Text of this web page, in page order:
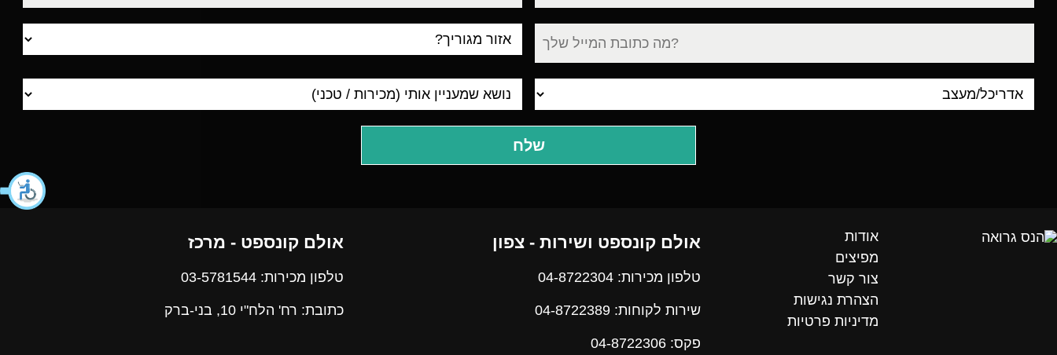
עיר
מגורים
אודות
מפיצים
צור קשר
הצהרת נגישות
מדיניות פרטיות
אולם קונספט ושירות - צפון
טלפון מכירות: 04-8722304
שירות לקוחות: 04-8722389
פקס:04-8722306
אולם קונספט - מרכז
טלפון מכירות: 03-5781544
כתובת: רח' הלח"י 10, בני-ברק